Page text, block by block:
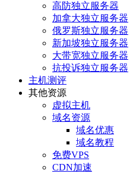
高防独立服务器
加拿大独立服务器
俄罗斯独立服务器
新加坡独立服务器
大带宽独立服务器
抗投诉独立服务器
主机测评
其他资源
虚拟主机
域名资源
域名优惠
域名教程
免费VPS
CDN加速